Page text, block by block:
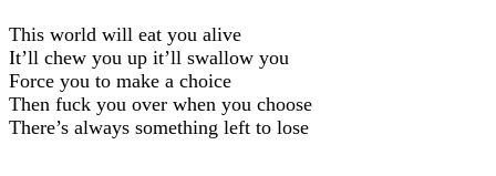
This world will eat you alive
It’ll chew you up it’ll swallow you
Force you to make a choice
Then fuck you over when you choose
There’s always something left to lose